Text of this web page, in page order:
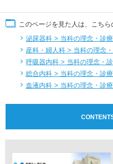
このページを見た人は、こちら
泌尿器科 > 当科の理念・診
産科・婦人科 > 当科の理念
呼吸器内科 > 当科の理念・
総合内科 > 当科の理念・診
血液内科 > 当科の理念・診